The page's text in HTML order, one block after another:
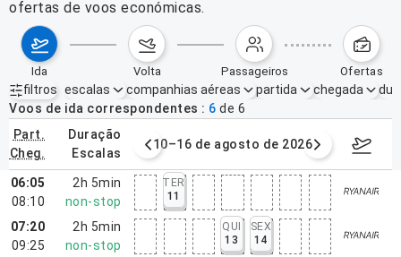
ofertas de voos económicas.
ida volta passageiros ofertas
filtros
Filtros ativos nenhum
escalas companhias aéreas partida chegada
Voos de ida correspondentes
6 de 6
part.
cheg.
duração
escalas
agosto de 2026 10–16 de agosto de 2026 17–23
06:05
08:10
2h 5min
non-stop
TER
11
07:20
09:25
2h 5min
non-stop
QUI
13
SEX
14